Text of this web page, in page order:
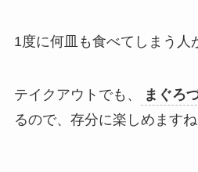
1度に何皿も食べてしまう人
テイクアウトでも、 まぐろ
るので、存分に楽しめますね